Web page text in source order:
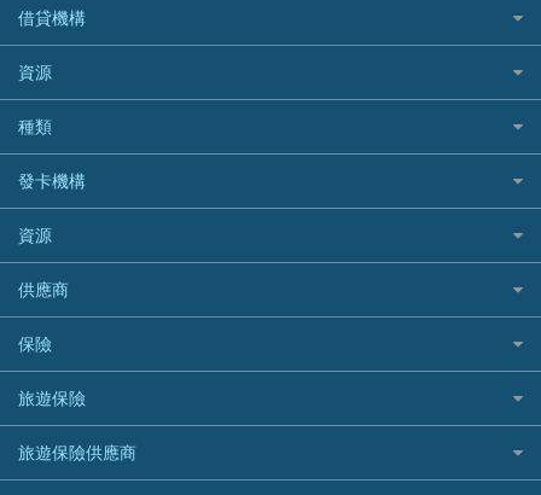
私人貸款比較
稅季/稅務貸款
網上貸款
結餘轉戶(清卡數貸款)
銀行貸款
財務公司貸款
免入息貸款
免TU貸款
急借錢
緊急貸款比較
最佳小額貸款比較
易批必批貸款
借貸機構
BEA 東亞銀行
BOC 中國銀行
Cashing Pro 優尚信貸
CCB(Asia) 中國建設銀行 (亞洲)
Citibank 花旗銀行
CNCBI 信銀國際
CreFIT 維信
DBS 星展銀行
DSB 大新銀行
HSBC 滙豐銀行貸款
K Cash 貸款
資源
如何申請個人貸款
如何管理個人貸款
個人貸款有用資訊
清卡數貸款教學
循環貸款教學
個人化貸款產品推介 🔥全新
債務重組一覽
供樓利息扣稅
最佳貸款app
種類
網購優惠
精選外幣網購信用卡
尊尚信用卡
公司信用卡
電子錢包信用卡
日本遊信用卡攻略
韓國遊信用卡攻略
台灣遊信用卡攻略
機場貴賓室信用卡
發卡機構
Citibank花旗銀行
AE美國運通
DBS星展銀行
HSBC滙豐銀行
Mox
信銀國際
大新銀行
恒生銀行
資源
Black Friday優惠
淘寶付款方式
一田購物優惠日
SOGO感謝祭
HKTVmall優惠碼
交稅優惠
供應商
八達通自動增值信用卡
保險
旅遊保險
汽車保險
家居保險
旅遊保險
日本旅遊保險及資訊
泰國旅遊保險及資訊
旅遊保險供應商